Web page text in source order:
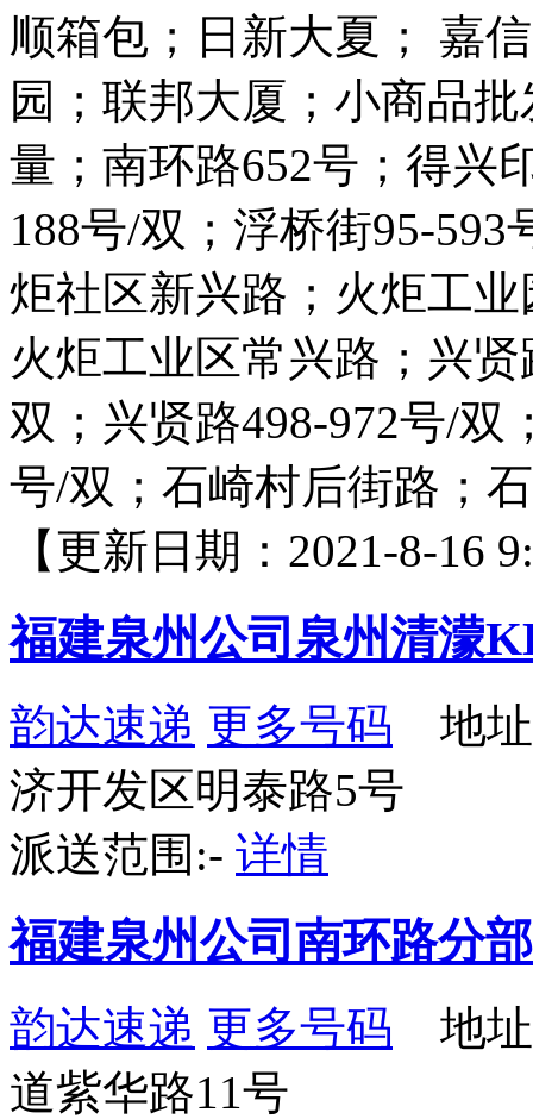
顺箱包；日新大夏； 嘉
园；联邦大厦；小商品
量；南环路652号；得兴
188号/双；浮桥街95-
炬社区新兴路；火炬工
火炬工业区常兴路；兴
双；兴贤路498-972号/双
号/双；石崎村后街路；
【更新日期：2021-8-16
福建泉州公司泉州清濛
韵达速递 更多号码 地址
济开发区明泰路5号
派送范围:- 详情
福建泉州公司南环路分部
韵达速递 更多号码 地址
道紫华路11号